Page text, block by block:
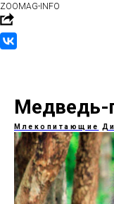
ZOOMAG-INFO
Медведь-
Млекопитающие